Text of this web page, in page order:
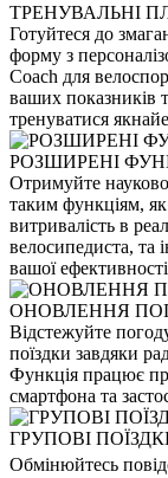
ТРЕНУВАЛЬНІ
Готуйтеся до
форму з
Coach для
ваших показників
тренуватися
РОЗШИРЕНІ
Отримуйте науково
таким функціям,
витривалість в
велосипедиста, та
вашої
ОНОВЛЕННЯ
Відстежуйте
поїздки завдяки
Функція працює
смартфона та
ГРУПОВІ
Обмінюйтесь